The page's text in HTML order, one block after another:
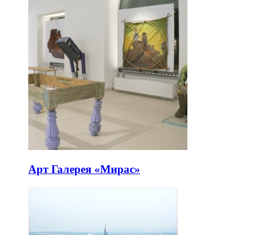
Арт Галерея «Мирас»